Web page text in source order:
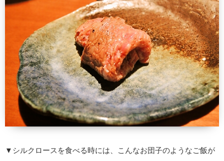
▼シルクロースを食べる時には、こんなお団子のようなご飯が